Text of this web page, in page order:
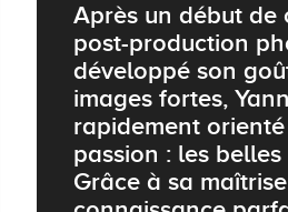
Après un début de
post-production
développé son
images fortes,
rapidement
passion : les
Grâce à sa